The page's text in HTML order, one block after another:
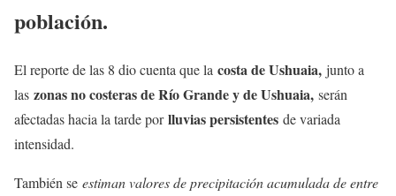
población.
El reporte de las 8 dio cuenta que la costa de Ushuaia, junto a
las zonas no costeras de Río Grande y de Ushuaia, serán
afectadas hacia la tarde porlluvias persistentes de variada
intensidad.
También se estiman valores de precipitación acumulada de entre